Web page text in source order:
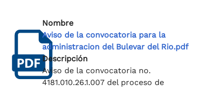
Nombre
Aviso de la convocatoria para la
administracion del Bulevar del Rio.pdf
Descripción
Aviso de la convocatoria no.
4181.010.26.1.007 del proceso de